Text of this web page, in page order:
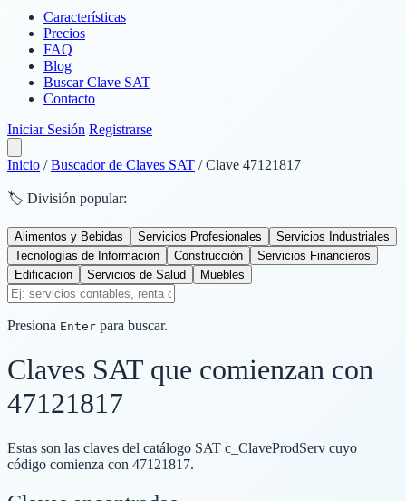
Características
Precios
FAQ
Blog
Buscar Clave SAT
Contacto
Iniciar Sesión Registrarse
Inicio / Buscador de Claves SAT / Clave 47121817
🏷️ División popular:
Alimentos y Bebidas Servicios Profesionales
Servicios Industriales
Tecnologías de Información
Construcción
Servicios Financieros
Edificación
Servicios de Salud Muebles
Presiona Enter para buscar.
Claves SAT que comienzan con
47121817
Estas son las claves del catálogo SAT c_ClaveProdServ cuyo
código comienza con 47121817.